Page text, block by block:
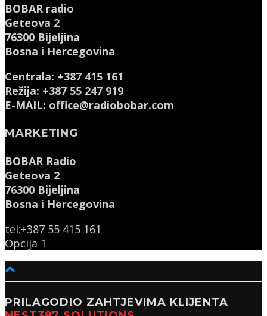
BOBAR radio
Geteova 2
76300 Bijeljina
Bosna i Hercegovina
Centrala: +387 415 161
Režija: +387 55 247 919
E-MAIL: office@radiobobar.com
MARKETING
BOBAR Radio
Geteova 2
76300 Bijeljina
Bosna i Hercegovina
tel:+387 55 415 161
Opcija 1
PRILAGODIO ZAHTJEVIMA KLIJENTA